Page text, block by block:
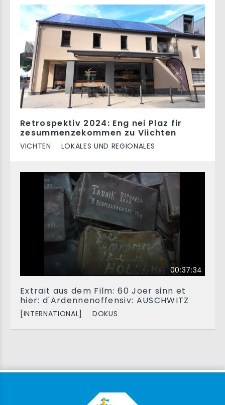
Retrospektiv 2024: Eng nei Plaz fir
zesummenzekommen zu Viichten
VICHTEN LOKALES UND REGIONALES
00:37:34
Extrait aus dem Film: 60 Joer sinn et
hier: d'Ardennenoffensiv: AUSCHWITZ
[INTERNATIONAL] DOKUS